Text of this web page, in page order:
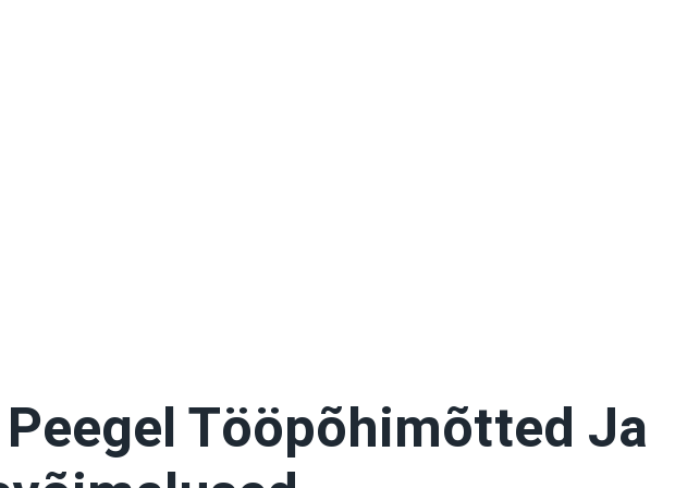
Tööpõhimõtted Ja